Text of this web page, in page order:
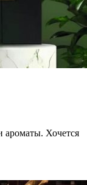
ароматы. Хочется